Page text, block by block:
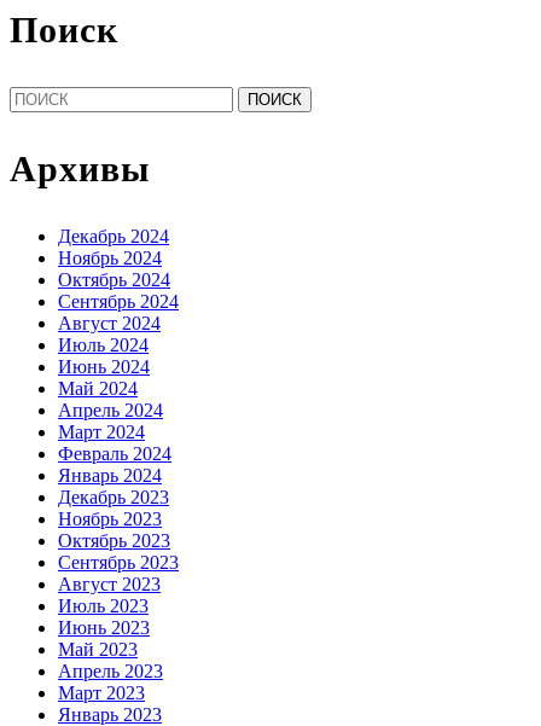
Поиск
Найти:
Архивы
Декабрь 2024
Ноябрь 2024
Октябрь 2024
Сентябрь 2024
Август 2024
Июль 2024
Июнь 2024
Май 2024
Апрель 2024
Март 2024
Февраль 2024
Январь 2024
Декабрь 2023
Ноябрь 2023
Октябрь 2023
Сентябрь 2023
Август 2023
Июль 2023
Июнь 2023
Май 2023
Апрель 2023
Март 2023
Январь 2023